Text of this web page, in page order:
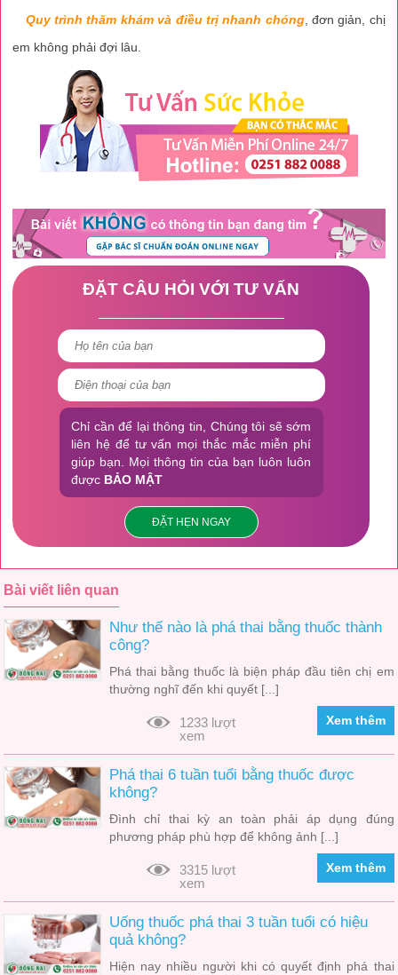
Quy trình thăm khám và điều trị nhanh chóng, đơn giản, chị
em không phải đợi lâu.
ĐẶT CÂU HỎI VỚI TƯ VẤN
Chỉ cần để lại thông tin, Chúng tôi sẽ sớm
liên hệ để tư vấn mọi thắc mắc miễn phí
giúp bạn. Mọi thông tin của bạn luôn luôn
được BẢO MẬT
ĐẶT HẸN NGAY
Bài viết liên quan
Như thế nào là phá thai bằng thuốc thành
công?
Phá thai bằng thuốc là biện pháp đầu tiên chị em
thường nghĩ đến khi quyết [...]
1233 lượt
xem
Xem thêm
Phá thai 6 tuần tuổi bằng thuốc được
không?
Đình chỉ thai kỳ an toàn phải áp dụng đúng
phương pháp phù hợp để không ảnh [...]
3315 lượt
xem
Xem thêm
Uống thuốc phá thai 3 tuần tuổi có hiệu
quả không?
Hiện nay nhiều người khi có quyết định phá thai